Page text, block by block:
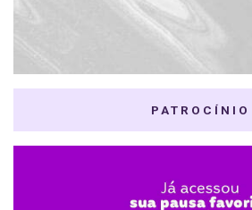
PATROCÍNIO